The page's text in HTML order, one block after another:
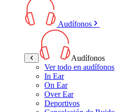
Audífonos
Audífonos
Ver todo en audífonos
In Ear
On Ear
Over Ear
Deportivos